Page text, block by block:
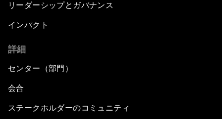
リーダーシップとガバナンス
インパクト
詳細
センター（部門）
会合
ステークホルダーのコミュニティ